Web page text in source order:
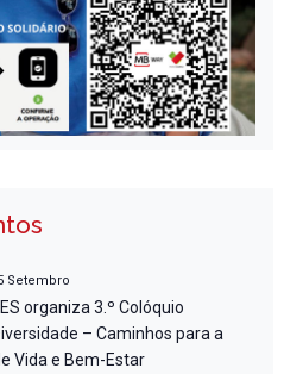
Setembro
organiza 3.º Colóquio
– Caminhos para a
Vida e Bem-Estar